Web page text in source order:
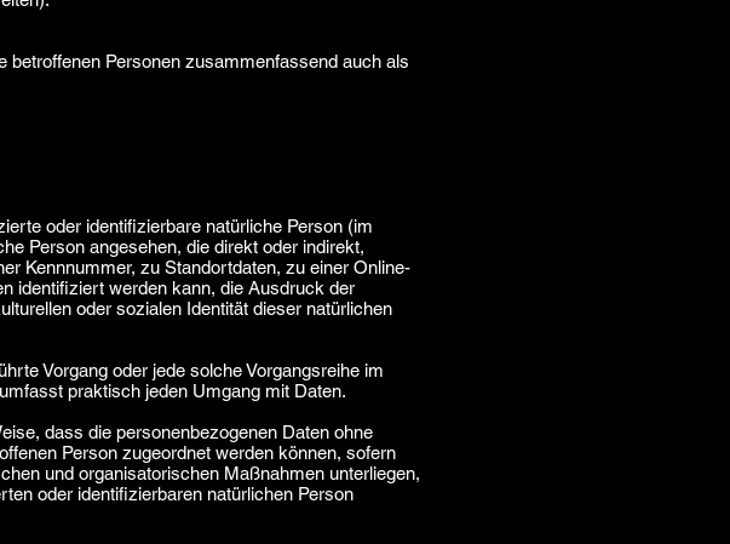
betroffenen Personen zusammenfassend auch als
oder identifizierbare natürliche Person (im
Person angesehen, die direkt oder indirekt,
Kennnummer, zu Standortdaten, zu einer Online-
identifiziert werden kann, die Ausdruck der
oder sozialen Identität dieser natürlichen
Vorgang oder jede solche Vorgangsreihe im
praktisch jeden Umgang mit Daten.
dass die personenbezogenen Daten ohne
Person zugeordnet werden können, sofern
und organisatorischen Maßnahmen unterliegen,
oder identifizierbaren natürlichen Person